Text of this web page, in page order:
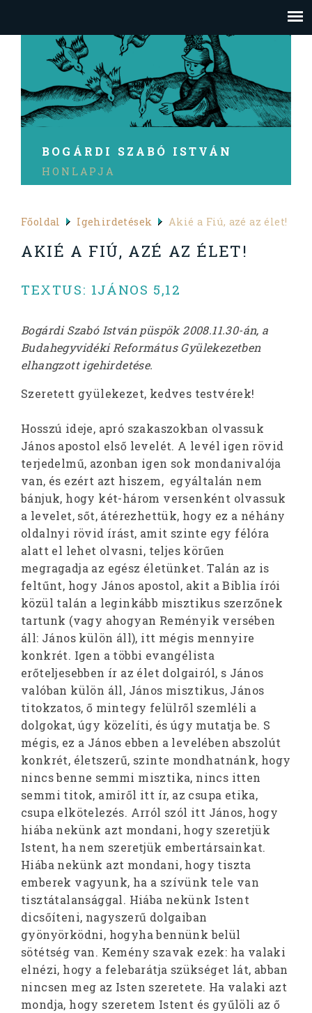
BOGÁRDI SZABÓ ISTVÁN
HONLAPJA
Főoldal Igehirdetések Akié a Fiú, azé az élet!
AKIÉ A FIÚ, AZÉ AZ ÉLET!
TEXTUS: 1JÁNOS 5,12
Bogárdi Szabó István püspök 2008.11.30-án, a
Budahegyvidéki Református Gyülekezetben
elhangzott igehirdetése.
Szeretett gyülekezet, kedves testvérek!
Hosszú ideje, apró szakaszokban olvassuk
János apostol első levelét. A levél igen rövid
terjedelmű, azonban igen sok mondanivalója
van, és ezért azt hiszem, egyáltalán nem
bánjuk, hogy két-három versenként olvassuk
a levelet, sőt, átérezhettük, hogy ez a néhány
oldalnyi rövid írást, amit szinte egy félóra
alatt el lehet olvasni, teljes körűen
megragadja az egész életünket. Talán az is
feltűnt, hogy János apostol, akit a Biblia írói
közül talán a leginkább misztikus szerzőnek
tartunk (vagy ahogyan Reményik versében
áll: János külön áll), itt mégis mennyire
konkrét. Igen a többi evangélista
erőteljesebben ír az élet dolgairól, s János
valóban külön áll, János misztikus, János
titokzatos, ő mintegy felülről szemléli a
dolgokat, úgy közelíti, és úgy mutatja be. S
mégis, ez a János ebben a levelében abszolút
konkrét, életszerű, szinte mondhatnánk, hogy
nincs benne semmi misztika, nincs itten
semmi titok, amiről itt ír, az csupa etika,
csupa elkötelezés. Arról szól itt János, hogy
hiába nekünk azt mondani, hogy szeretjük
Istent, ha nem szeretjük embertársainkat.
Hiába nekünk azt mondani, hogy tiszta
emberek vagyunk, ha a szívünk tele van
tisztátalansággal. Hiába nekünk Istent
dicsőíteni, nagyszerű dolgaiban
gyönyörködni, hogyha bennünk belül
sötétség van. Kemény szavak ezek: ha valaki
elnézi, hogy a felebarátja szükséget lát, abban
nincsen meg az Isten szeretete. Ha valaki azt
mondja, hogy szeretem Istent és gyűlöli az ő